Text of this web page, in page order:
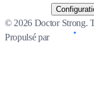
© 2026 Doctor Strong.
Propulsé par